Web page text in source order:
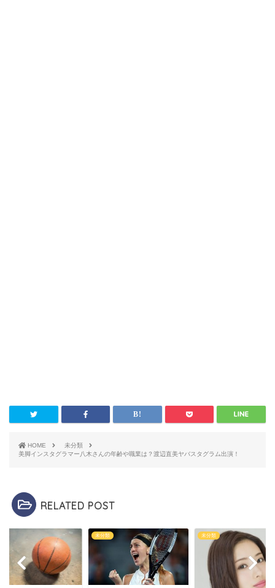
HOME
未分類
美脚インスタグラマー八木さんの年齢や職業は？渡辺直美ヤバスタグラム出演！
RELATED POST
未分類 未分類